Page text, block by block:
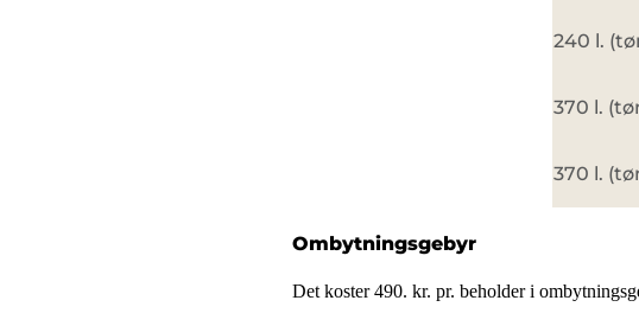
240 l.
370 l.
370 l.
Ombytningsgebyr
Det koster 490. kr. pr. beholder i